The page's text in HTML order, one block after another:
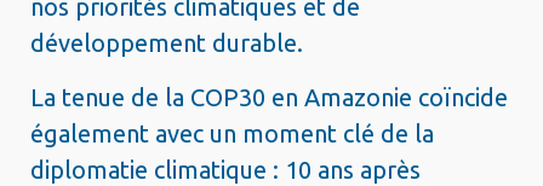
nos priorités climatiques et de
développement durable.
La tenue de la COP30 en Amazonie coïncide
également avec un moment clé de la
diplomatie climatique : 10 ans après